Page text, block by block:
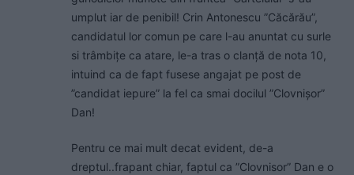
umplut iar de penibil! Crin Antonescu ”Căcărău”,
candidatul lor comun pe care l-au anuntat cu surle
si trâmbițe ca atare, le-a tras o clanță de nota 10,
intuind ca de fapt fusese angajat pe post de
”candidat iepure” la fel ca smai docilul ”Clovnișor”
Dan!
Pentru ce mai mult decat evident, de-a
dreptul..frapant chiar, faptul ca ”Clovnisor” Dan e o